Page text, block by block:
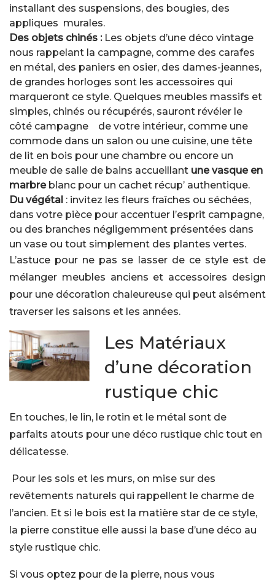
installant des suspensions, des bougies, des
appliques murales.
Des objets chinés : Les objets d’une déco vintage
nous rappelant la campagne, comme des carafes
en métal, des paniers en osier, des dames-jeannes,
de grandes horloges sont les accessoires qui
marqueront ce style. Quelques meubles massifs et
simples, chinés ou récupérés, sauront révéler le
côté campagne de votre intérieur, comme une
commode dans un salon ou une cuisine, une tête
de lit en bois pour une chambre ou encore un
meuble de salle de bains accueillant une vasque en
marbre blanc pour un cachet récup’ authentique.
Du végétal : invitez les fleurs fraîches ou séchées,
dans votre pièce pour accentuer l’esprit campagne,
ou des branches négligemment présentées dans
un vase ou tout simplement des plantes vertes.
L’astuce pour ne pas se lasser de ce style est de
mélanger meubles anciens et accessoires design
pour une décoration chaleureuse qui peut aisément
traverser les saisons et les années.
Les Matériaux
d’une décoration
rustique chic
En touches, le lin, le rotin et le métal sont de
parfaits atouts pour une déco rustique chic tout en
délicatesse.
Pour les sols et les murs, on mise sur des
revêtements naturels qui rappellent le charme de
l’ancien. Et si le bois est la matière star de ce style,
la pierre constitue elle aussi la base d’une déco au
style rustique chic.
Si vous optez pour de la pierre, nous vous